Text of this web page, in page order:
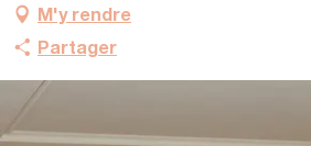
M'y rendre
Partager